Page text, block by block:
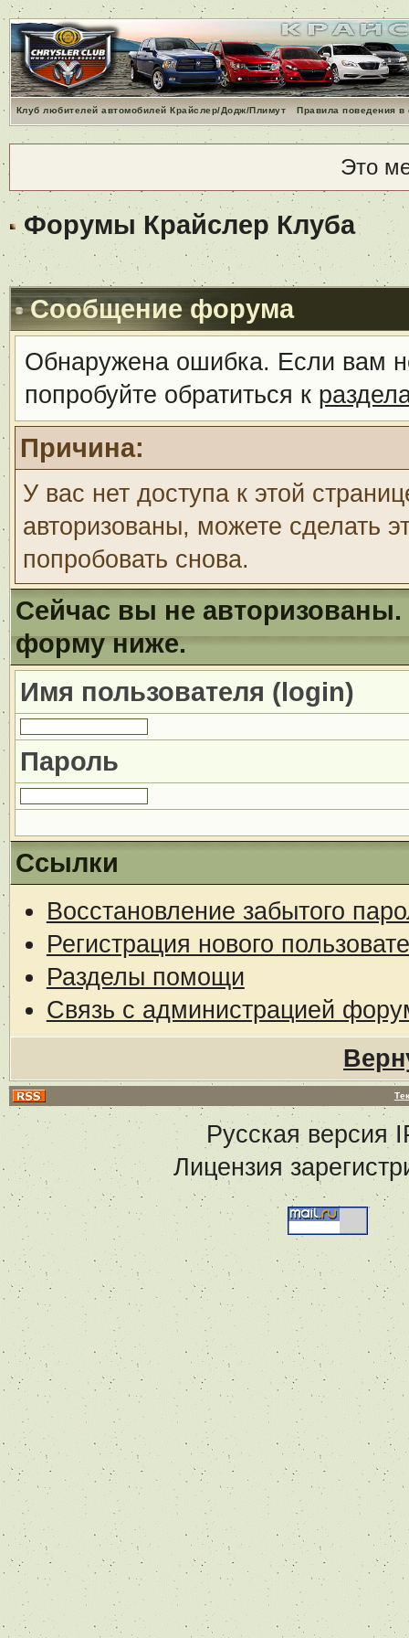
Клуб любителей автомобилей Крайслер/Додж/Плимут Правила поведения
Это
Форумы Крайслер Клуба
Сообщение форума
Обнаружена ошибка. Если вам
попробуйте обратиться к
Причина:
У вас нет доступа к этой
авторизованы, можете сделать
попробовать снова.
Сейчас вы не авторизованы.
форму ниже.
Имя пользователя (login)
Пароль
Ссылки
Восстановление забытого
Регистрация нового
Разделы помощи
Связь с администрацией
Русская версия
Лицензия